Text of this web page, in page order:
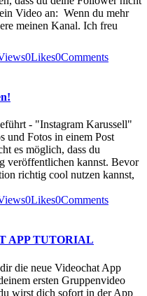
Video an: Wenn du mehr
meinen Kanal. Ich freu
0Likes0Comments
- "Instagram Karussell"
und Fotos in einem Post
es möglich, dass du
veröffentlichen kannst. Bevor
richtig cool nutzen kannst,
0Likes0Comments
APP TUTORIAL
die neue Videochat App
ersten Gruppenvideo
wirst dich sofort in der App